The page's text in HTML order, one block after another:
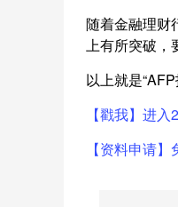
随着金融理财
上有所突破，
以上就是
【戳我】进
【资料申请